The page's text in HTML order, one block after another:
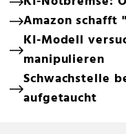
Amazon schafft
KI-Modell
manipulieren
Schwachstelle
aufgetaucht